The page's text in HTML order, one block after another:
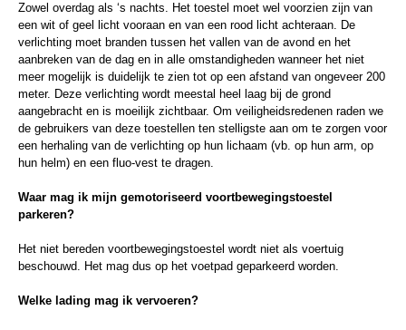
Zowel overdag als ‘s nachts. Het toestel moet wel voorzien zijn van
een wit of geel licht vooraan en van een rood licht achteraan. De
verlichting moet branden tussen het vallen van de avond en het
aanbreken van de dag en in alle omstandigheden wanneer het niet
meer mogelijk is duidelijk te zien tot op een afstand van ongeveer 200
meter. Deze verlichting wordt meestal heel laag bij de grond
aangebracht en is moeilijk zichtbaar. Om veiligheidsredenen raden we
de gebruikers van deze toestellen ten stelligste aan om te zorgen voor
een herhaling van de verlichting op hun lichaam (vb. op hun arm, op
hun helm) en een fluo-vest te dragen.
Waar mag ik mijn gemotoriseerd voortbewegingstoestel
parkeren?
Het niet bereden voortbewegingstoestel wordt niet als voertuig
beschouwd. Het mag dus op het voetpad geparkeerd worden.
Welke lading mag ik vervoeren?